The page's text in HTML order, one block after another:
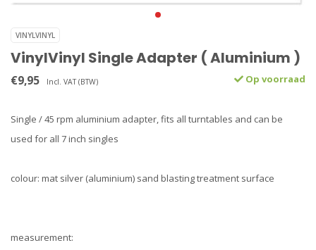
VINYLVINYL
VinylVinyl Single Adapter ( Aluminium )
€9,95 Incl. VAT (BTW) Op voorraad
Single / 45 rpm aluminium adapter, fits all turntables and can be
used for all 7 inch singles
colour: mat silver (aluminium) sand blasting treatment surface
measurement: